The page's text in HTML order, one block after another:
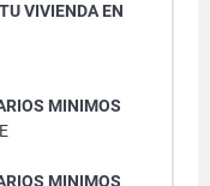
VIVIENDA EN
MINIMOS
MINIMOS